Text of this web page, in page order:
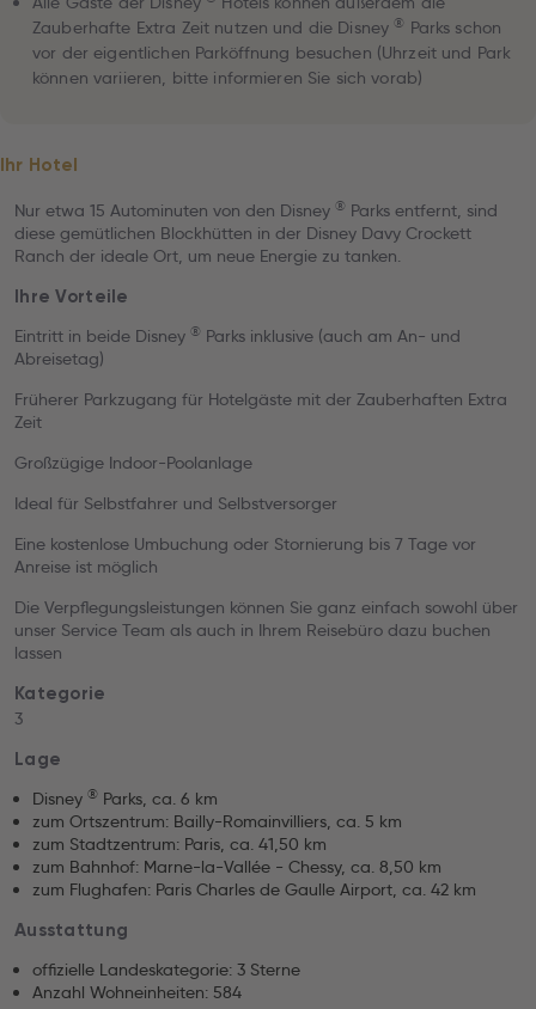
Zauberhafte Extra Zeit nutzen und die Disney ®
Parks schon
vor der eigentlichen Parköffnung besuchen (Uhrzeit und Park
können variieren, bitte informieren Sie sich vorab)
Ihr Hotel
Nur etwa 15 Autominuten von den Disney ® Parks entfernt, sind
diese gemütlichen Blockhütten in der Disney Davy Crockett
Ranch der ideale Ort, um neue Energie zu tanken.
Ihre Vorteile
Eintritt in beide Disney ® Parks inklusive (auch am An- und
Abreisetag)
Früherer Parkzugang für Hotelgäste mit der Zauberhaften Extra
Zeit
Großzügige Indoor-Poolanlage
Ideal für Selbstfahrer und Selbstversorger
Eine kostenlose Umbuchung oder Stornierung bis 7 Tage vor
Anreise ist möglich
Die Verpflegungsleistungen können Sie ganz einfach sowohl über
unser Service Team als auch in Ihrem Reisebüro dazu buchen
lassen
Kategorie
3
Lage
Disney ® Parks, ca. 6 km
zum Ortszentrum: Bailly-Romainvilliers, ca. 5 km
zum Stadtzentrum: Paris, ca. 41,50 km
zum Bahnhof: Marne-la-Vallée - Chessy, ca. 8,50 km
zum Flughafen: Paris Charles de Gaulle Airport, ca. 42 km
Ausstattung
offizielle Landeskategorie: 3 Sterne
Anzahl Wohneinheiten: 584